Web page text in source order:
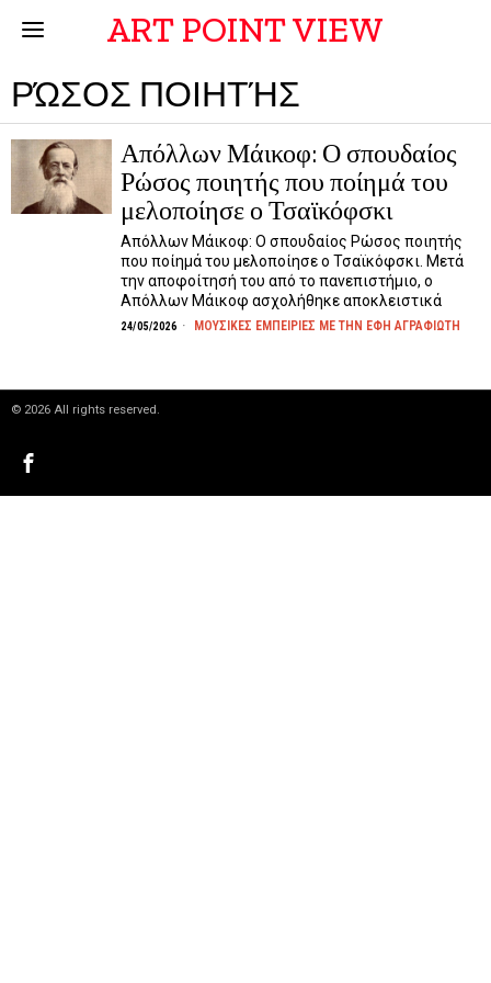
ART POINT VIEW
ΡΏΣΟΣ ΠΟΙΗΤΉΣ
Απόλλων Μάικοφ: Ο σπουδαίος
Ρώσος ποιητής που ποίημά του
μελοποίησε ο Τσαϊκόφσκι
Απόλλων Μάικοφ: Ο σπουδαίος Ρώσος ποιητής
που ποίημά του μελοποίησε ο Τσαϊκόφσκι. Μετά
την αποφοίτησή του από το πανεπιστήμιο, ο
Απόλλων Μάικοφ ασχολήθηκε αποκλειστικά
24/05/2026 ΜΟΥΣΙΚΕΣ ΕΜΠΕΙΡΙΕΣ ΜΕ ΤΗΝ ΕΦΗ ΑΓΡΑΦΙΩΤΗ
© 2026 All rights reserved.